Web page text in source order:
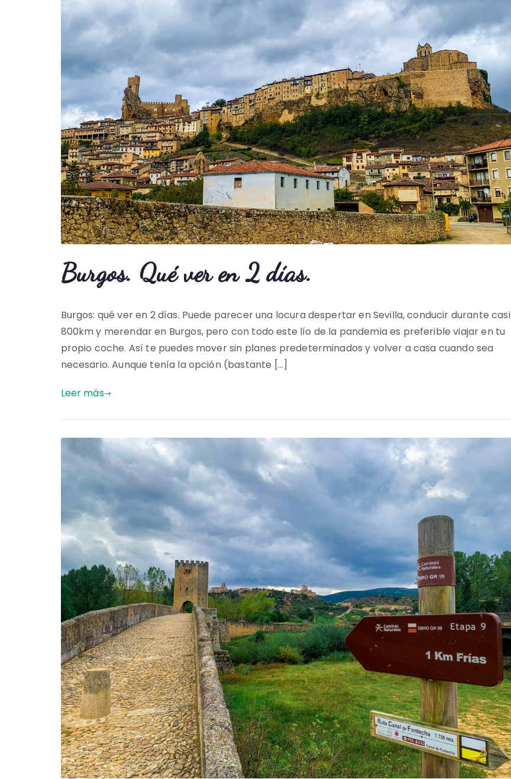
Burgos. Qué ver en 2 días.
Burgos: qué ver en 2 días. Puede parecer una locura despertar en Sevilla, conducir durante casi
800km y merendar en Burgos, pero con todo este lío de la pandemia es preferible viajar en tu
propio coche. Así te puedes mover sin planes predeterminados y volver a casa cuando sea
necesario. Aunque tenía la opción (bastante […]
Leer más